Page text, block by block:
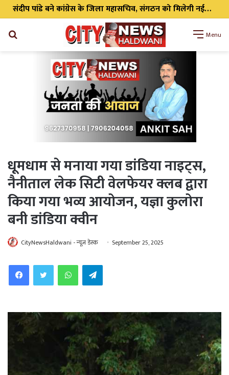
पश्चिम बंगाल कांग्रेस के प्रभारी बनने के बाद प्रथम बार हल्द्वानी पहुंचे प्रकाश जोशी, स्वराज आश्रम में हुआ भव्य स्वागत
Menu
धूमधाम से मनाया गया डांडिया नाइट्स,
नैनीताल लेक सिटी वेलफेयर क्लब द्वारा
किया गया भव्य आयोजन, यज्ञा कुलोरा
बनी डांडिया क्वीन
CityNewsHaldwani - न्यूज़ डेस्क September 25, 2025
WhatsAppTelegram